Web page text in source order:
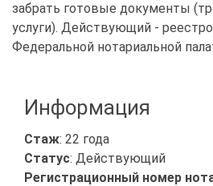
забрать готовые документы
услуги). Действующий -
Федеральной нотариальной
Информация
Стаж: 22 года
Статус: Действующий
Регистрационный номер